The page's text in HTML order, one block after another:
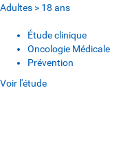
Adultes > 18 ans
Étude clinique
Oncologie Médicale
Prévention
Voir l'étude